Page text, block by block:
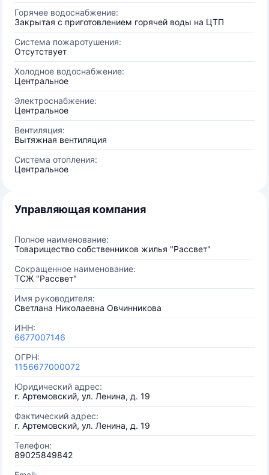
Горячее водоснабжение:
Закрытая с приготовлением горячей воды на ЦТП
Система пожаротушения:
Отсутствует
Холодное водоснабжение:
Центральное
Электроснабжение:
Центральное
Вентиляция:
Вытяжная вентиляция
Система отопления:
Центральное
Управляющая компания
Полное наименование:
Товарищество собственников жилья "Рассвет"
Сокращенное наименование:
ТСЖ "Рассвет"
Имя руководителя:
Светлана Николаевна Овчинникова
ИНН:
6677007146
ОГРН:
1156677000072
Юридический адрес:
г. Артемовский, ул. Ленина, д. 19
Фактический адрес:
г. Артемовский, ул. Ленина, д. 19
Телефон:
89025849842